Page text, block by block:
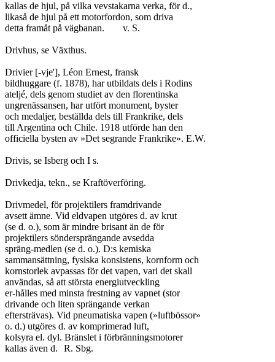
kallas de hjul, på vilka vevstakarna verka, för d.,
likaså de hjul på ett motorfordon, som driva
detta framåt på vägbanan.	v. S.
Drivhus, se Växthus.
Drivier [-vje'], Léon Ernest, fransk
bildhuggare (f. 1878), har utbildats dels i Rodins
ateljé, dels genom studiet av den florentinska
ungrenässansen, har utfört monument, byster
och medaljer, beställda dels till Frankrike, dels
till Argentina och Chile. 1918 utförde han den
officiella bysten av »Det segrande Frankrike». E.W.
Drivis, se Isberg och I s.
Drivkedja, tekn., se Kraftöverföring.
Drivmedel, för projektilers framdrivande
avsett ämne. Vid eldvapen utgöres d. av krut
(se d. o.), som är mindre brisant än de för
projektilers söndersprängande avsedda
spräng-medlen (se d. o.). D:s kemiska
sammansättning, fysiska konsistens, kornform och
kornstorlek avpassas för det vapen, vari det skall
användas, så att största energiutveckling
er-hålles med minsta frestning av vapnet (stor
drivande och liten sprängande verkan
eftersträvas). Vid pneumatiska vapen (»luftbössor»
o. d.) utgöres d. av komprimerad luft,
kolsyra el. dyl. Bränslet i förbränningsmotorer
kallas även d.	R. Sbg.